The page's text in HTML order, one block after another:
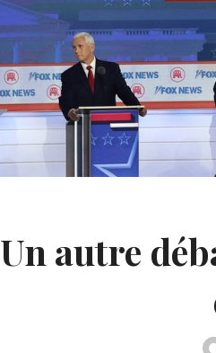
Un autre